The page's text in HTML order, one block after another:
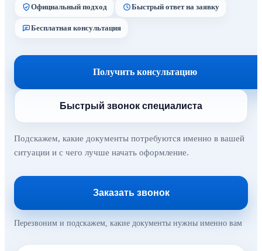
Официальный подход Быстрый ответ на заявку
Бесплатная консультация
Получить консультацию
Быстрый звонок специалиста
Подскажем, какие документы потребуются именно в вашей
ситуации и с чего лучше начать оформление.
Заказать звонок
Перезвоним и подскажем, какие документы нужны именно вам